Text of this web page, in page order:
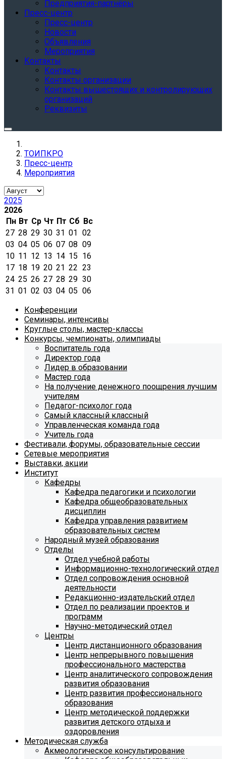
Предприятия-партнёры
Пресс-центр
Пресс-центр
Новости
Объявления
Мероприятия
Контакты
Контакты
Контакты организации
Контакты вышестоящих и контролирующих
организаций
Реквизиты
ТОИПКРО
Пресс-центр
Мероприятия
2025
2026
Пн Вт Ср Чт Пт Сб Вс
27 28 29 30 31 01 02
03 04 05 06 07 08 09
10 11 12 13 14 15 16
17 18 19 20 21 22 23
24 25 26 27 28 29 30
31 01 02 03 04 05 06
Конференции
Семинары, интенсивы
Круглые столы, мастер-классы
Конкурсы, чемпионаты, олимпиады
Воспитатель года
Директор года
Лидер в образовании
Мастер года
На получение денежного поощрения лучшим
учителям
Педагог-психолог года
Самый классный классный
Управленческая команда года
Учитель года
Фестивали, форумы, образовательные сессии
Сетевые мероприятия
Выставки, акции
Институт
Кафедры
Кафедра педагогики и психологии
Кафедра общеобразовательных
дисциплин
Кафедра управления развитием
образовательных систем
Народный музей образования
Отделы
Отдел учебной работы
Информационно-технологический отдел
Отдел сопровождения основной
деятельности
Редакционно-издательский отдел
Отдел по реализации проектов и
программ
Научно-методический отдел
Центры
Центр дистанционного образования
Центр непрерывного повышения
профессионального мастерства
Центр аналитического сопровождения
развития образования
Центр развития профессионального
образования
Центр методической поддержки
развития детского отдыха и
оздоровления
Методическая служба
Акмеологическое консультирование